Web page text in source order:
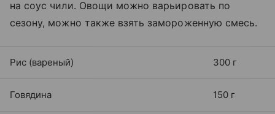
на соус чили. Овощи можно варьировать по
сезону, можно также взять замороженную смесь.
Рис (вареный) 300 г
Говядина 150 г